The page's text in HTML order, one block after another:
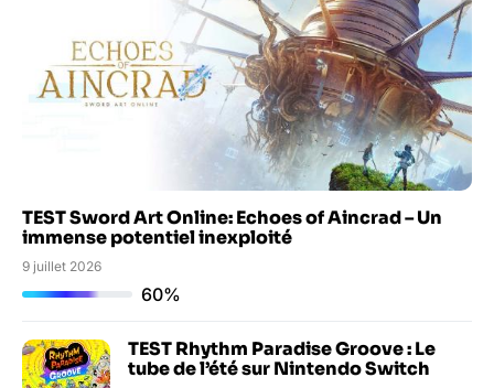
TEST Sword Art Online: Echoes of Aincrad – Un
immense potentiel inexploité
9 juillet 2026
60%
TEST Rhythm Paradise Groove : Le
tube de l’été sur Nintendo Switch